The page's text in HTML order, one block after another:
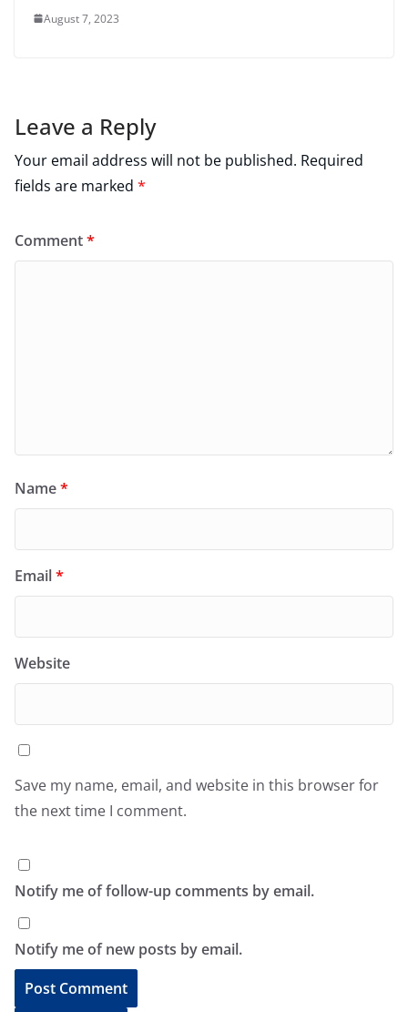
August 7, 2023
Leave a Reply
Your email address will not be published. Required
fields are marked *
Comment*
Name*
Email*
Website
Save my name, email, and website in this browser for
the next time I comment.
Notify me of follow-up comments by email.
Notify me of new posts by email.